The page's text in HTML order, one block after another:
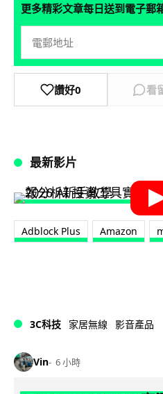
更多精彩文章每日送到電子郵
讚好0 看
最新影片
Adblock Plus Amazon
3C科技 家居無線 影音產品
Vin 6 小時